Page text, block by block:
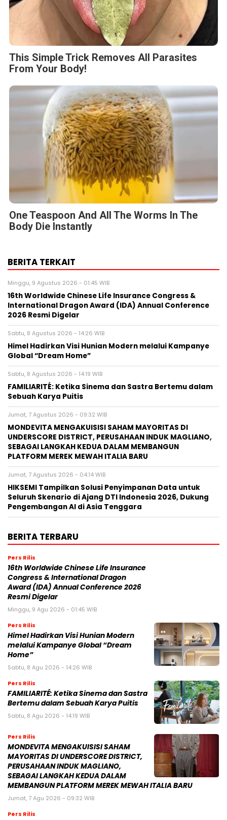
One Teaspoon And All The Worms In The
Body Die Instantly
BERITA TERKAIT
Minggu, 9 Agustus 2026 - 01:45 WIB
16th Worldwide Chinese Life Insurance Congress &
International Dragon Award (IDA) Annual Conference
Sabtu, 8 Agustus 2026 - 14:26 WIB
Global “Dream Home”
Sabtu, 8 Agustus 2026 - 14:19 WIB
FAMILIARITÉ: Ketika Sinema dan Sastra Bertemu dalam
Sebuah Karya Puitis
Jumat, 7 Agustus 2026 - 09:32 WIB
MONDEVITA MENGAKUISISI SAHAM MAYORITAS DI
UNDERSCORE DISTRICT, PERUSAHAAN INDUK MAGLIANO,
SEBAGAI LANGKAH KEDUA DALAM MEMBANGUN
PLATFORM MEREK MEWAH ITALIA BARU
HIKSEMI Tampilkan Solusi Penyimpanan Data untuk
Seluruh Skenario di Ajang DTI Indonesia 2026, Dukung
Pengembangan AI di Asia Tenggara
BERITA TERBARU
Pers Rilis
16th Worldwide Chinese Life Insurance
Congress & International Dragon
Award (IDA) Annual Conference 2026
Minggu, 9 Agu 2026 - 01:45 WIB
Pers Rilis
Himel Hadirkan Visi Hunian Modern
melalui Kampanye Global “Dream
Home”
Sabtu, 8 Agu 2026 - 14:26 WIB
Pers Rilis
FAMILIARITÉ: Ketika Sinema dan Sastra
Bertemu dalam Sebuah Karya Puitis
Sabtu, 8 Agu 2026 - 14:19 WIB
Pers Rilis
MAYORITAS DI UNDERSCORE DISTRICT,
PERUSAHAAN INDUK MAGLIANO,
SEBAGAI LANGKAH KEDUA DALAM
MEMBANGUN PLATFORM MEREK MEWAH ITALIA BARU
Pers Rilis
HIKSEMI Tampilkan Solusi
Penyimpanan Data untuk Seluruh
Skenario di Ajang DTI Indonesia 2026,
Dukung Pengembangan AI di Asia